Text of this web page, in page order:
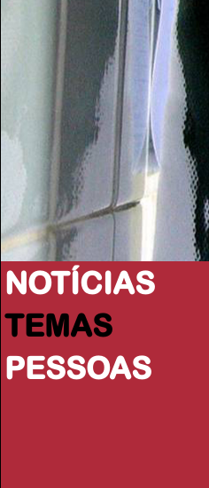
NOTÍCIAS
TEMAS
PESSOAS